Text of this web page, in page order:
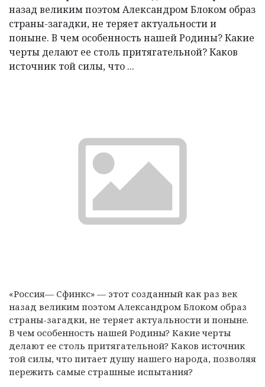
назад великим поэтом Александром Блоком образ
страны-загадки, не теряет актуальности и
поныне. В чем особенность нашей Родины? Какие
черты делают ее столь притягательной? Каков
источник той силы, что ...
«Россия— Сфинкс» — этот созданный как раз век
назад великим поэтом Александром Блоком образ
страны-загадки, не теряет актуальности и поныне.
В чем особенность нашей Родины? Какие черты
делают ее столь притягательной? Каков источник
той силы, что питает душу нашего народа, позволяя
пережить самые страшные испытания?